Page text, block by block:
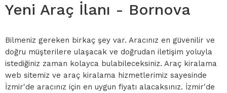
Yeni Araç İlanı - Bornova
Bilmeniz gereken birkaç şey var. Aracınız en güvenilir ve
doğru müşterilere ulaşacak ve doğrudan iletişim yoluyla
istediğiniz zaman kolayca bulabileceksiniz. Araç kiralama
web sitemiz ve araç kiralama hizmetlerimiz sayesinde
İzmir'de aracınız için en uygun fiyatı alacaksınız. İzmir'de